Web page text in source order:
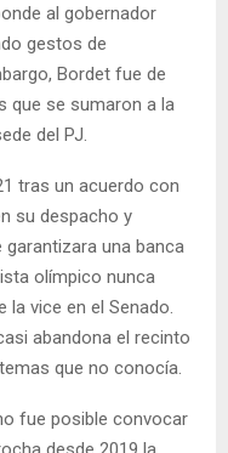
al gobernador
gestos de
Bordet fue de
que se sumaron a la
del PJ.
tras un acuerdo con
su despacho y
una banca
olímpico nunca
la vice en el Senado.
abandona el recinto
que no conocía.
fue posible convocar